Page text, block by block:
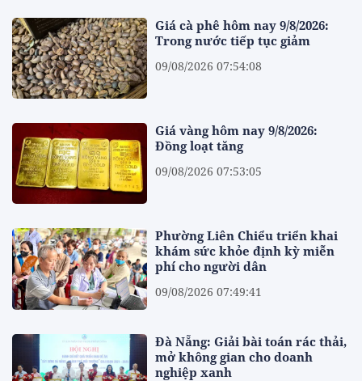
Giá cà phê hôm nay 9/8/2026:
Trong nước tiếp tục giảm
09/08/2026 07:54:08
Giá vàng hôm nay 9/8/2026:
Đồng loạt tăng
09/08/2026 07:53:05
Phường Liên Chiểu triển khai
khám sức khỏe định kỳ miễn
phí cho người dân
09/08/2026 07:49:41
Đà Nẵng: Giải bài toán rác thải,
mở không gian cho doanh
nghiệp xanh